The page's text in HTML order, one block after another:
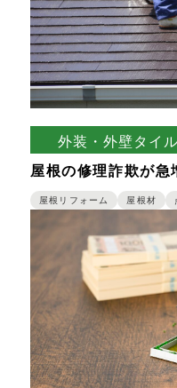
外装・外壁タイル
屋根の修理詐欺が急
いためよくある手
屋根リフォーム 屋根材